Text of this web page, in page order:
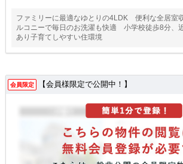
ファミリーに最適なゆとりの4LDK 便利な全居
ルコニーで毎日のお洗濯も快適 小学校徒歩8分、
あり子育てしやすい住環境
会員限定 【会員様限定で公開中！】